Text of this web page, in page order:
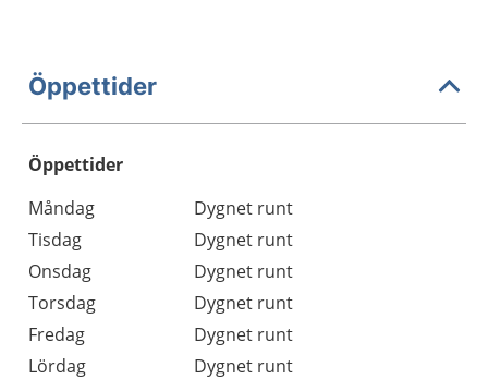
Öppettider
Öppettider
Dag
Öppettider
Kommentarer
Måndag
Dygnet runt
Tisdag
Dygnet runt
Onsdag
Dygnet runt
Torsdag
Dygnet runt
Fredag
Dygnet runt
Lördag
Dygnet runt